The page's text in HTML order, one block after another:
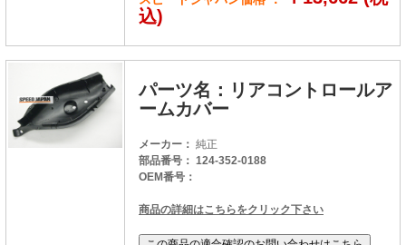
込)
パーツ名：リアコントロールア
ームカバー
メーカー： 純正
部品番号： 124-352-0188
OEM番号：
商品の詳細はこちらをクリック下さい